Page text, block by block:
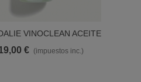
Ver Más
VINOCLEAN ACEITE
DESMAQUILLANTE 150ML
€ (impuestos inc.)